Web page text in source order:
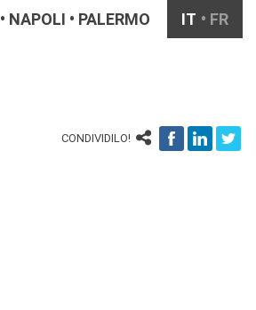
NAPOLI PALERMO IT FR
CONDIVIDILO!